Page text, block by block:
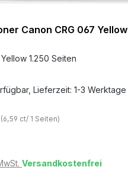
Canon CRG 067 Yellow
1.250 Seiten
Lieferzeit: 1-3 Werktage
(6,59 ct/ 1 Seiten)
Versandkostenfrei